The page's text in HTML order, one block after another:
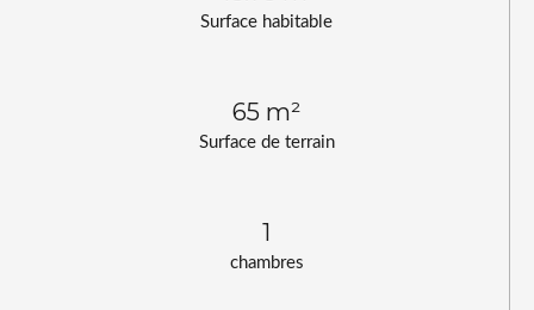
Surface habitable
Surface de terrain
65 m²
chambres
1